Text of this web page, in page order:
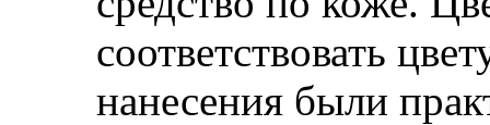
соответствовать
нанесения были